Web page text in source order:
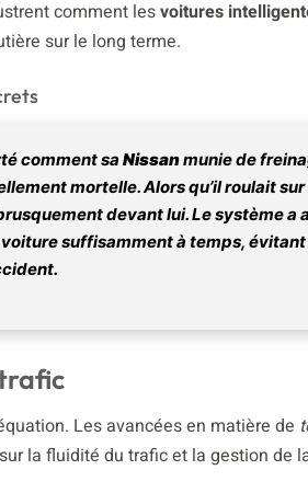
comment lesvoitures
sur le long terme.
comment saNissanmunie de
mortelle. Alors qu’il roulait sur
devant lui. Le système a
suffisamment à temps, évitant
Les avancées en matière de
la fluidité du trafic et la gestion de